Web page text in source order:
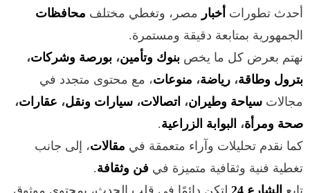
أحدث تطورات أخبار مصر، وتغطي مختلف محافظات
الجمهورية بمتابعة دقيقة ومستمرة.
نهتم بعرض كل ما يخص بنوك وتأمين، بورصة وشركات،
بترول وطاقة، رياضة، منوعات، مع محتوى متجدد في
مجالات سياحة وطيران، اتصالات، سيارات ونقل، عقارات،
صحة ومرأة، البوابة الزراعية.
كما نقدم تحليلات وآراء متعمقة في مقالات، إلى جانب
تغطية فنية وثقافية متميزة في فن وثقافة.
تابع الشارع 24
لتكن دائمًا في قلب الحدث، بمحتوى موثوق